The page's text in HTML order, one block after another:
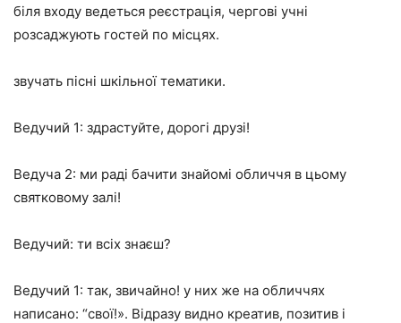
біля входу ведеться реєстрація, чергові учні
розсаджують гостей по місцях.
звучать пісні шкільної тематики.
Ведучий 1: здрастуйте, дорогі друзі!
Ведуча 2: ми раді бачити знайомі обличчя в цьому
святковому залі!
Ведучий: ти всіх знаєш?
Ведучий 1: так, звичайно! у них же на обличчях
написано: “свої!». Відразу видно креатив, позитив і